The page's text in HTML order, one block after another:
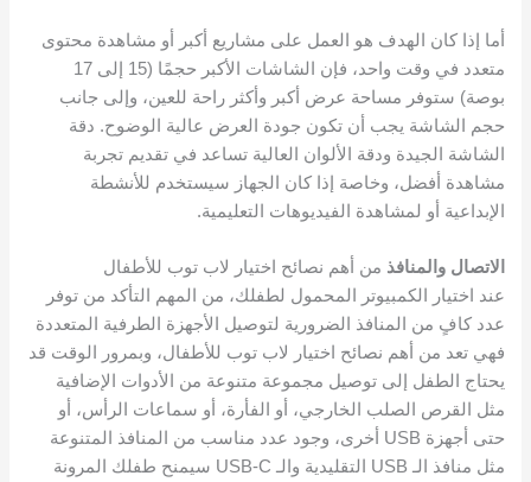
أما إذا كان الهدف هو العمل على مشاريع أكبر أو مشاهدة محتوى
متعدد في وقت واحد، فإن الشاشات الأكبر حجمًا (15 إلى 17
بوصة) ستوفر مساحة عرض أكبر وأكثر راحة للعين، وإلى جانب
حجم الشاشة يجب أن تكون جودة العرض عالية الوضوح. دقة
الشاشة الجيدة ودقة الألوان العالية تساعد في تقديم تجربة
مشاهدة أفضل، وخاصة إذا كان الجهاز سيستخدم للأنشطة
الإبداعية أو لمشاهدة الفيديوهات التعليمية.
الاتصال والمنافذ من أهم نصائح اختيار لاب توب للأطفال
عند اختيار الكمبيوتر المحمول لطفلك، من المهم التأكد من توفر
عدد كافٍ من المنافذ الضرورية لتوصيل الأجهزة الطرفية المتعددة
فهي تعد من أهم نصائح اختيار لاب توب للأطفال، وبمرور الوقت قد
يحتاج الطفل إلى توصيل مجموعة متنوعة من الأدوات الإضافية
مثل القرص الصلب الخارجي، أو الفأرة، أو سماعات الرأس، أو
حتى أجهزة USB أخرى، وجود عدد مناسب من المنافذ المتنوعة
مثل منافذ الـ USB التقليدية والـ USB-C سيمنح طفلك المرونة